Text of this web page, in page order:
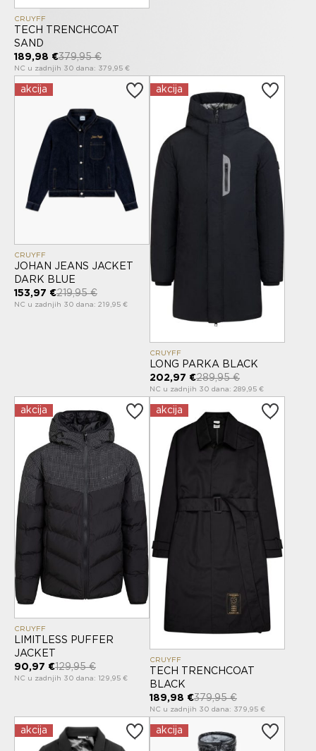
CRUYFF
TECH TRENCHCOAT
SAND
189,98 €379,95 €
NC u zadnjih 30 dana: 379,95 €
akcija
CRUYFF
JOHAN JEANS JACKET
DARK BLUE
153,97 €219,95 €
NC u zadnjih 30 dana: 219,95 €
akcija
CRUYFF
LONG PARKA BLACK
202,97 €289,95 €
NC u zadnjih 30 dana: 289,95 €
akcija
CRUYFF
LIMITLESS PUFFER
JACKET
90,97 €129,95 €
NC u zadnjih 30 dana: 129,95 €
akcija
CRUYFF
TECH TRENCHCOAT
BLACK
189,98 €379,95 €
NC u zadnjih 30 dana: 379,95 €
akcija akcija